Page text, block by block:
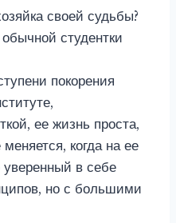
своей судьбы?
студентки
покорения
ее жизнь проста,
когда на ее
уверенный в себе
но с большими